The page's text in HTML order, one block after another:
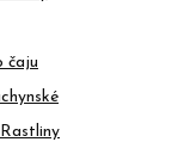
čaju